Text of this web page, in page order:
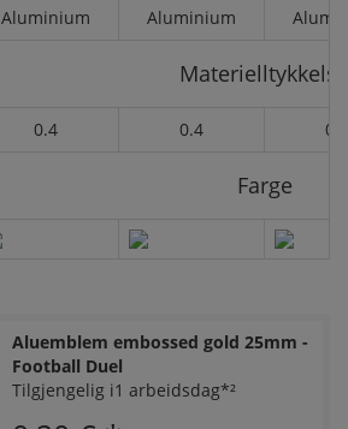
Aluminium Aluminium
Materielltykkelse
0.4 0.4 0.4
Farge
Aluemblem embossed gold 25mm -
Football Duel
Tilgjengelig i1 arbeidsdag*²